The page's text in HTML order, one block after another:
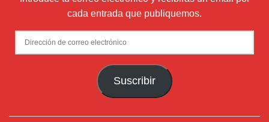
cada entrada que publiquemos.
Dirección
de
Suscribir